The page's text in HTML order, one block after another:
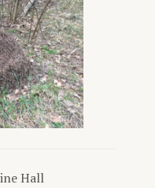
Hall